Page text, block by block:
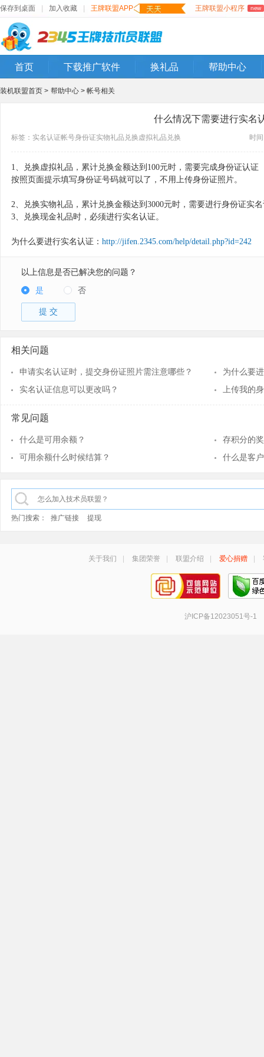
保存到桌面 加入收藏 王牌联盟APP 王牌联盟小程序 new
首页 下载推广软件 换礼品 帮助中心
装机联盟首页 > 帮助中心 > 帐号相关
什么情况下需要进行实名
标签： 实名认证帐号身份证实物礼品兑换虚拟礼品兑换 时
1、兑换虚拟礼品，累计兑换金额达到100元时，需要完成身份证认
按照页面提示填写身份证号码就可以了，不用上传身份证照片。
2、兑换实物礼品， 累计兑换金额达到3000元时，需要进行身份证实
3、
兑换现金礼品时，必须进行实名认证。
为什么要进行实名认证： http://jifen.2345.com/help/detail.php?id=242
以上信息是否已解决您的问题？
是 否
提 交
相关问题
申请实名认证时，提交身份证照片需注意哪些？
为什么要
实名认证信息可以更改吗？
上传我的
常见问题
什么是可用余额？
存积分的
可用余额什么时候结算？
什么是客
热门搜索： 推广链接 提现
关于我们 集团荣誉 联盟介绍 爱心捐赠
沪ICP备12023051号-1